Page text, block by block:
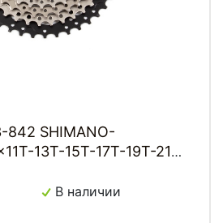
13T-15T-17T-19T-21T-
серебрист.-черная C-11SC CLARKS
В наличии